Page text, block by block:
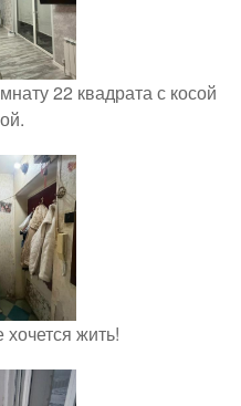
22 квадрата с косой
жить!